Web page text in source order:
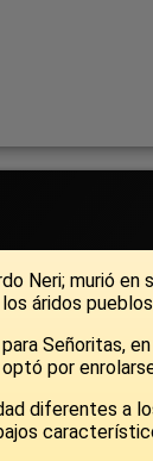
Neri; murió
áridos
Señoritas,
por
diferentes a